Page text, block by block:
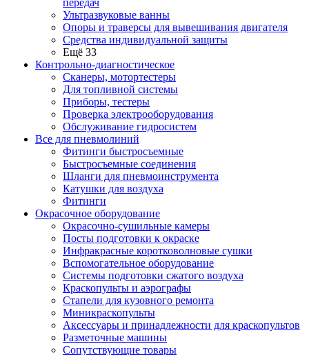
передач
Ультразвуковые ванны
Опоры и траверсы для вывешивания двигателя
Средства индивидуальной защиты
Ещё 33
Контрольно-диагностическое
Сканеры, мотортестеры
Для топливной системы
Приборы, тестеры
Проверка электрооборудования
Обслуживание гидросистем
Все для пневмолиний
Фитинги быстросъемные
Быстросъемные соединения
Шланги для пневмоинструмента
Катушки для воздуха
Фитинги
Окрасочное оборудование
Окрасочно-сушильные камеры
Посты подготовки к окраске
Инфракрасные коротковолновые сушки
Вспомогательное оборудование
Системы подготовки сжатого воздуха
Краскопульты и аэрографы
Стапели для кузовного ремонта
Миникраскопульты
Аксессуары и принадлежности для краскопультов
Разметочные машины
Сопутствующие товары